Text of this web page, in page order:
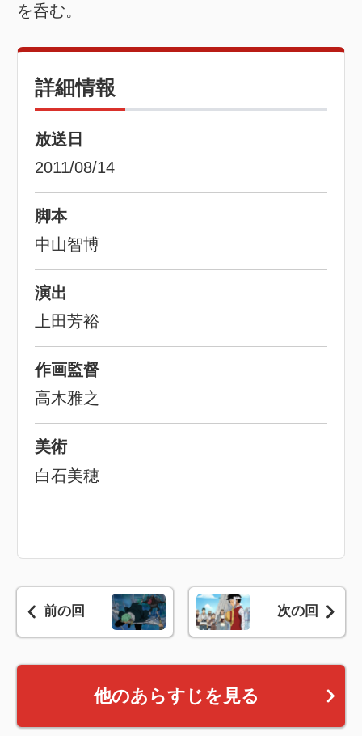
を呑む。
詳細情報
放送日
2011/08/14
脚本
中山智博
演出
上田芳裕
作画監督
高木雅之
美術
白石美穂
前の回 次の回
他のあらすじを見る